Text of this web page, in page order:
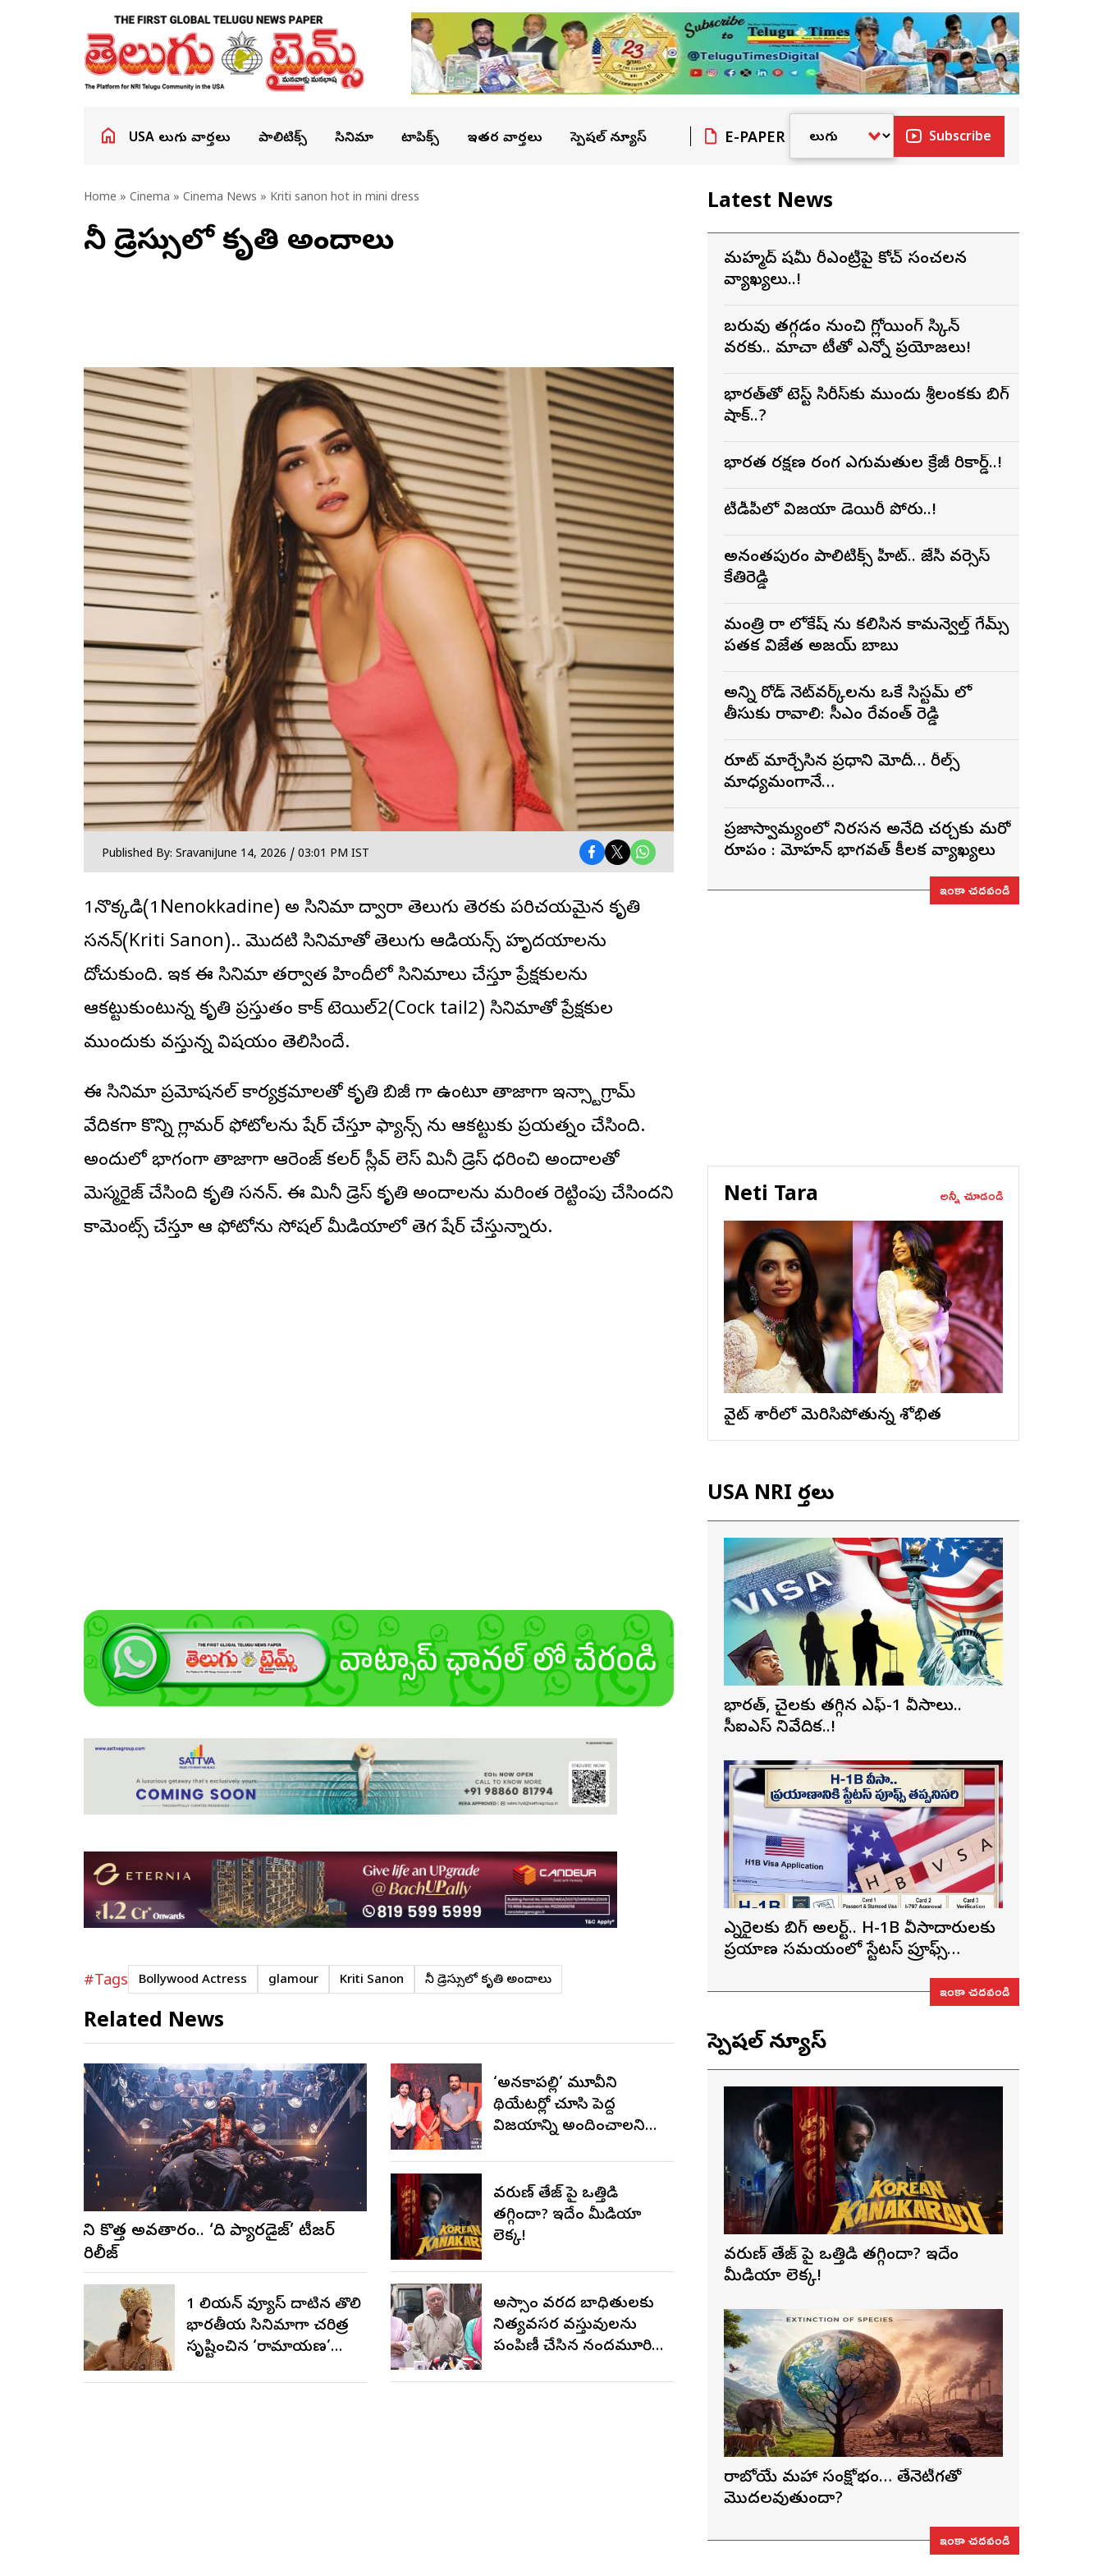
USA తెలుగు వార్తలు పాలిటిక్స్ సినిమా టాపిక్స్ ఇతర వార్తలు స్పెషల్ న్యూస్ E-PAPER Subscribe
Home » Cinema » Cinema News » Kriti sanon hot in mini dress
మినీ డ్రెస్సులో కృతి అందాలు
Published By: SravaniJune 14, 2026 / 03:01 PM IST
1నేనొక్కడినే(1Nenokkadine) అనే సినిమా ద్వారా తెలుగు తెరకు పరిచయమైన కృతి
సనన్(Kriti Sanon).. మొదటి సినిమాతోనే తెలుగు ఆడియన్స్ హృదయాలను
దోచుకుంది. ఇక ఈ సినిమా తర్వాత హిందీలో సినిమాలు చేస్తూ ప్రేక్షకులను
ఆకట్టుకుంటున్న కృతి ప్రస్తుతం కాక్ టెయిల్2(Cock tail2) సినిమాతో ప్రేక్షకుల
ముందుకు వస్తున్న విషయం తెలిసిందే.
ఈ సినిమా ప్రమోషనల్ కార్యక్రమాలతో కృతి బిజీ గా ఉంటూనే తాజాగా ఇన్స్టాగ్రామ్
వేదికగా కొన్ని గ్లామర్ ఫోటోలను షేర్ చేస్తూ ఫ్యాన్స్ ను ఆకట్టుకునే ప్రయత్నం చేసింది.
అందులో భాగంగానే తాజాగా ఆరెంజ్ కలర్ స్లీవ్ లెస్ మినీ డ్రెస్ ధరించి అందాలతో
మెస్మరైజ్ చేసింది కృతి సనన్. ఈ మినీ డ్రెస్ కృతి అందాలను మరింత రెట్టింపు చేసిందని
కామెంట్స్ చేస్తూ ఆ ఫోటోను సోషల్ మీడియాలో తెగ షేర్ చేస్తున్నారు.
#Tags Bollywood Actress glamour Kriti Sanon మినీ డ్రెస్సులో కృతి అందాలు
Related News
నాని కొత్త అవతారం.. ‘ది ప్యారడైజ్’ టీజర్
రిలీజ్
1 బిలియన్ వ్యూస్ దాటిన తొలి
భారతీయ సినిమాగా చరిత్ర
సృష్టించిన ‘రామాయణ’
‘అనకాపల్లి’ మూవీని
థియేటర్లో చూసి పెద్ద
విజయాన్ని అందించాలని
వరుణ్ తేజ్‌ పై ఒత్తిడి
తగ్గిందా? ఇదేం మీడియా
లెక్క!
అస్సాం వరద బాధితులకు
నిత్యవసర వస్తువులను
పంపిణీ చేసిన నందమూరి
Latest News
మహ్మద్ షమీ రీఎంట్రీపై కోచ్ సంచలన
వ్యాఖ్యలు..!
బరువు తగ్గడం నుంచి గ్లోయింగ్ స్కిన్
వరకు.. మాచా టీతో ఎన్నో ప్రయోజనాలు!
భారత్‌తో టెస్ట్ సిరీస్‌కు ముందు శ్రీలంకకు బిగ్
షాక్..?
భారత రక్షణ రంగ ఎగుమతుల క్రేజీ రికార్డ్..!
టీడీపీలో విజయా డెయిరీ పోరు..!
అనంతపురం పాలిటిక్స్ హీట్.. జేసీ వర్సెస్
కేతిరెడ్డి
మంత్రి నారా లోకేష్ ను కలిసిన కామన్వెల్త్ గేమ్స్
పతక విజేత అజయ్ బాబు
అన్ని రోడ్ నెట్‌వర్క్‌లను ఒకే సిస్టమ్ లో
తీసుకు రావాలి: సీఎం రేవంత్ రెడ్డి
రూట్ మార్చేసిన ప్రధాని మోదీ… రీల్స్
మాధ్యమంగానే…
ప్రజాస్వామ్యంలో నిరసన అనేది చర్చకు మరో
రూపం : మోహన్ భాగవత్ కీలక వ్యాఖ్యలు
ఇంకా చదవండి
Neti Tara అన్నీ చూడండి
వైట్ శారీలో మెరిసిపోతున్న శోభిత
USA NRI వార్తలు
భారత్, చైనాలకు తగ్గిన ఎఫ్-1 వీసాలు..
సీఐఎస్ నివేదిక..!
ఎన్నారైలకు బిగ్ అలర్ట్.. H-1B వీసాదారులకు
ప్రయాణ సమయంలో స్టేటస్ ప్రూఫ్స్
ఇంకా చదవండి
స్పెషల్ న్యూస్
వరుణ్ తేజ్‌ పై ఒత్తిడి తగ్గిందా? ఇదేం
మీడియా లెక్క!
రాబోయే మహా సంక్షోభం… తేనెటీగతో
మొదలవుతుందా?
ఇంకా చదవండి